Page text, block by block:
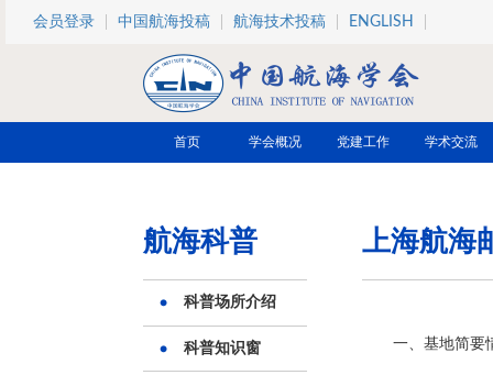
跳转到主要内容
会员登录 中国航海投稿 航海技术投稿 ENGLISH
首页 学会概况 党建工作 学术交流
航海科普
科普场所介绍
科普知识窗
上海航海
一、基地简要